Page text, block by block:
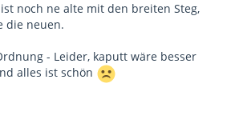
noch ne alte mit den breiten Steg,
die neuen.
- Leider, kaputt wäre besser
alles ist schön